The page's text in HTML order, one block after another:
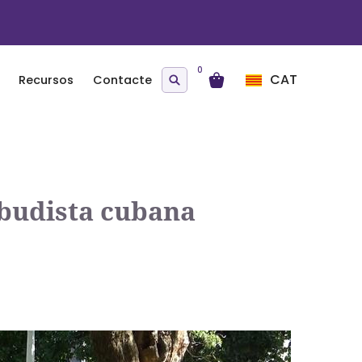
Recursos Contacte
0
CAT
cubana